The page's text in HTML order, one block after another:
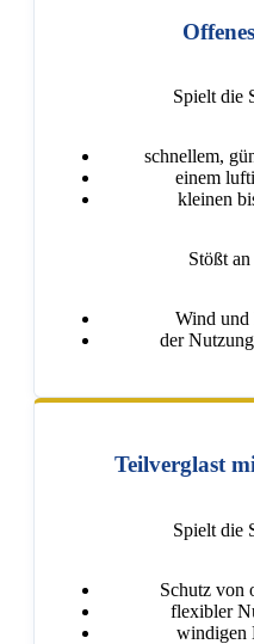
Spielt die
schnellem,
einem
kleinen
Stößt
Wind und
der
Teilverglast
Spielt die
Schutz von
flexibler
windigen